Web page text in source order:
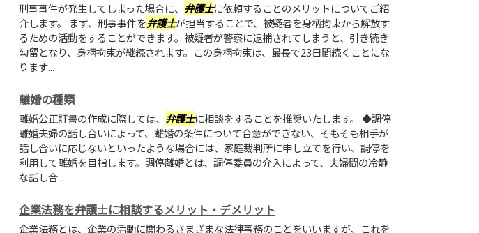
刑事事件が発生してしまった場合に、 弁護士に依頼することのメリットについてご紹
介します。 まず、刑事事件を弁護士が担当することで、被疑者を身柄拘束から解放す
るための活動をすることができます。被疑者が警察に逮捕されてしまうと、引き続き
勾留となり、身柄拘束が継続されます。この身柄拘束は、最長で23日間続くことにな
ります...
離婚の種類
離婚公正証書の作成に際しては、 弁護士に相談をすることを推奨いたします。 ◆調停
離婚夫婦の話し合いによって、離婚の条件について合意ができない、そもそも相手が
話し合いに応じないといったような場合には、家庭裁判所に申し立てを行い、調停を
利用して離婚を目指します。調停離婚とは、調停委員の介入によって、夫婦間の冷静
な話し合...
企業法務を弁護士に相談するメリット・デメリット
企業法務とは、企業の活動に関わるさまざまな法律事務のことをいいますが、これを